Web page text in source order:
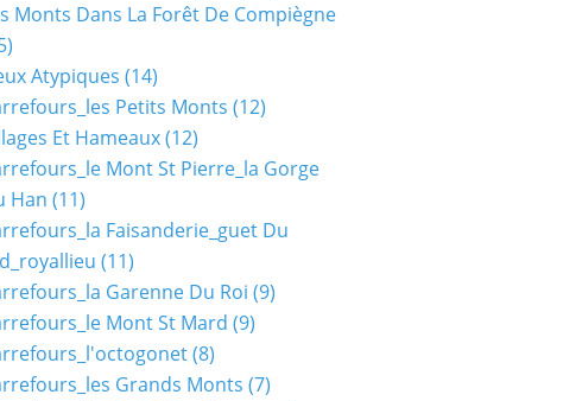
Monts Dans La Forêt De Compiègne
Atypiques (14)
Petits Monts (12)
Et Hameaux(12)
Mont St Pierre_la Gorge
Han (11)
Faisanderie_guet Du
(11)
Garenne Du Roi (9)
Mont St Mard (9)
(8)
Grands Monts (7)